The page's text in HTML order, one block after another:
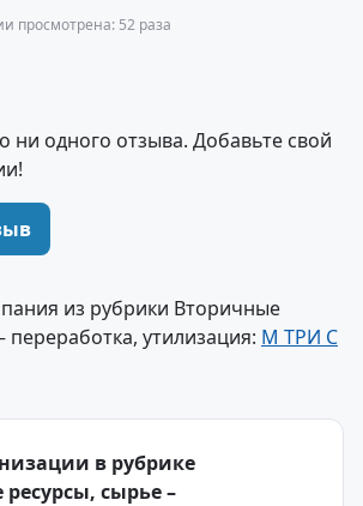
просмотрена: 52 раза
ни одного отзыва. Добавьте свой
из рубрики Вторичные
переработка, утилизация: М ТРИ С
в рубрике
сырье –